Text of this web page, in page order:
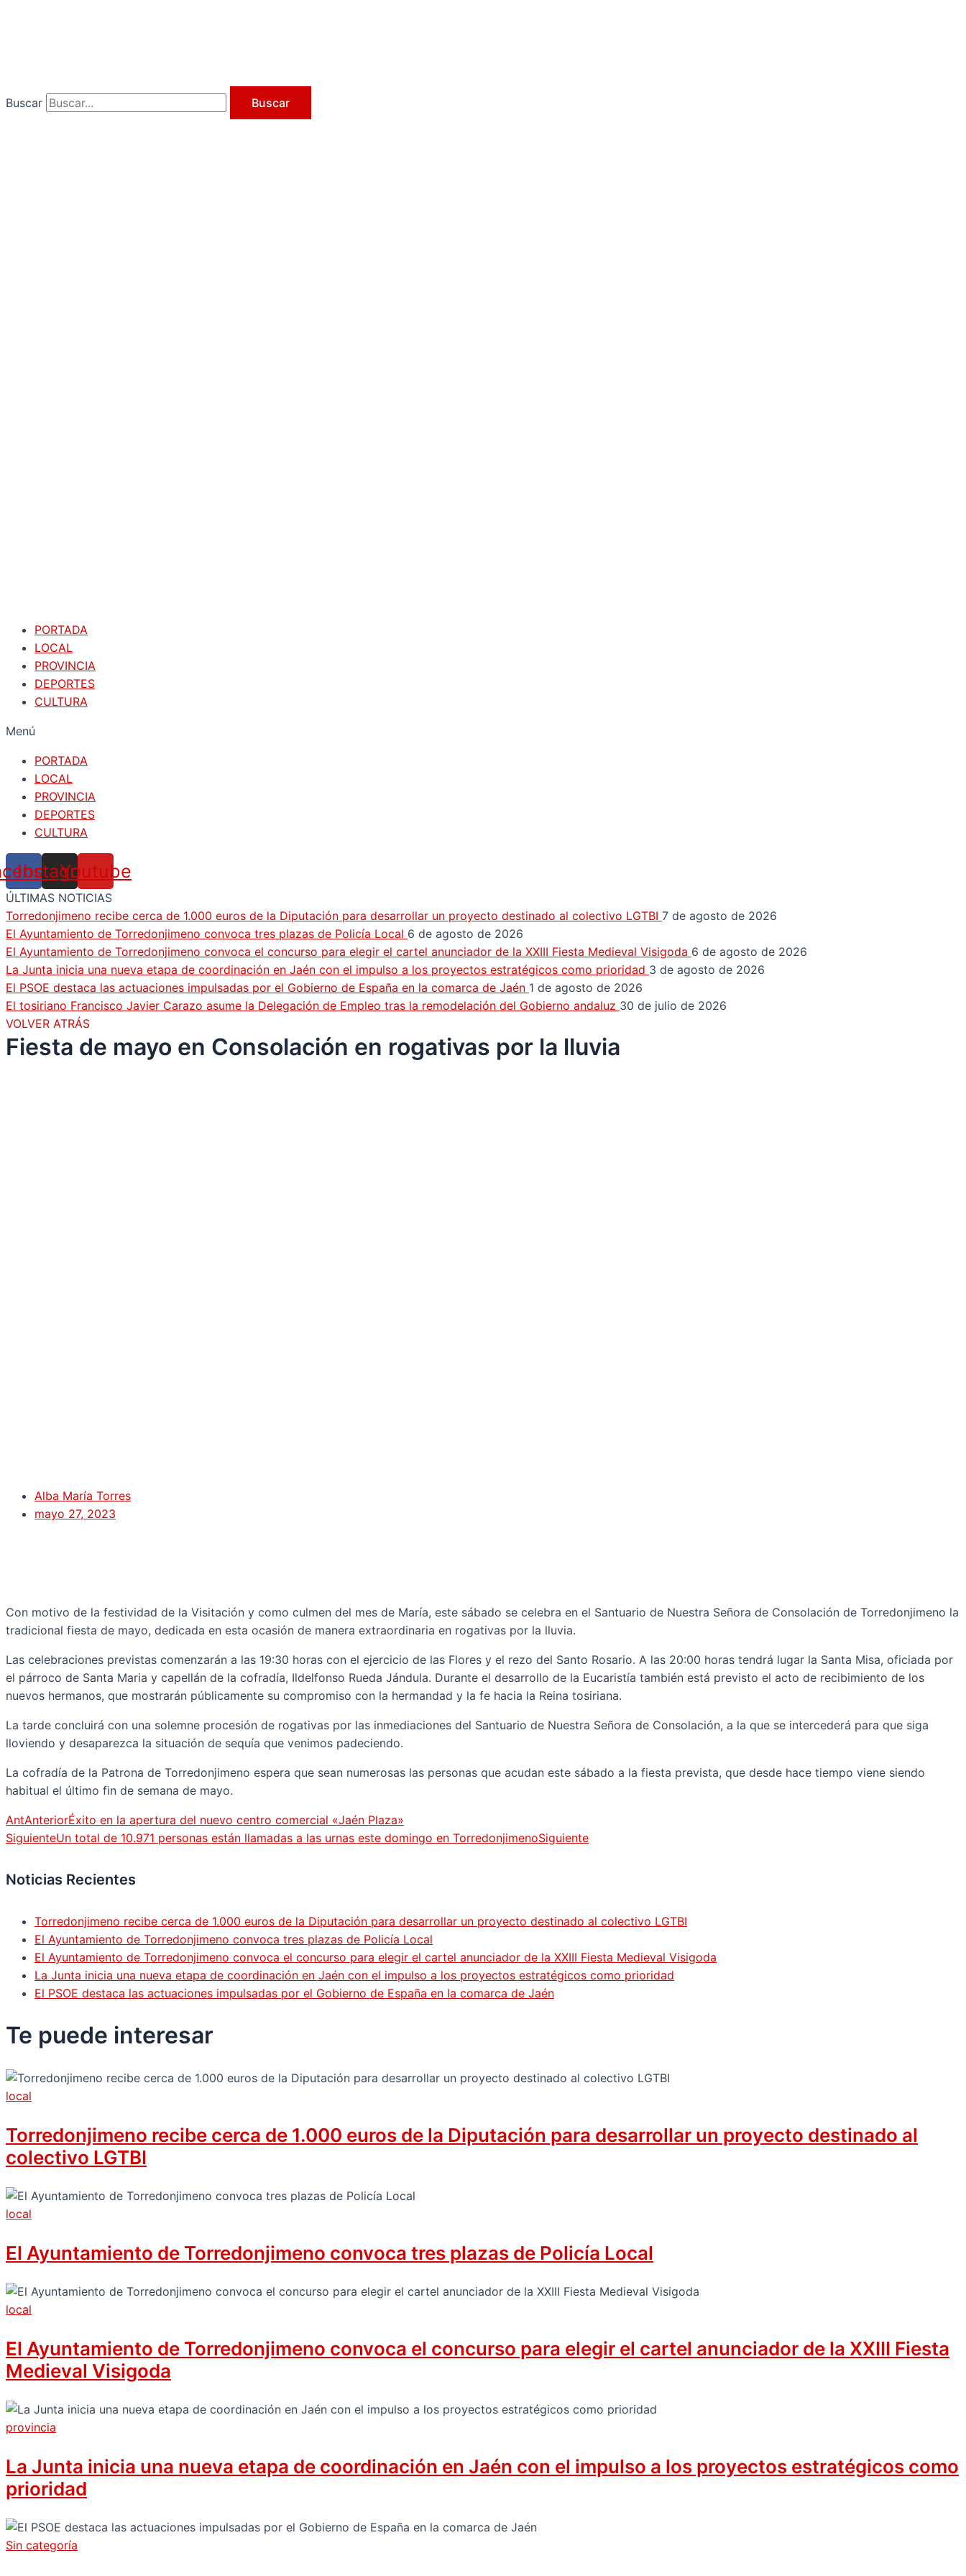
Buscar Buscar
PORTADA
LOCAL
PROVINCIA
DEPORTES
CULTURA
Menú
PORTADA
LOCAL
PROVINCIA
DEPORTES
CULTURA
Instagram
Youtube
ÚLTIMAS NOTICIAS
Torredonjimeno recibe cerca de 1.000 euros de la Diputación para desarrollar un proyecto destinado al colectivo LGTBI 7 de agosto de 2026
El Ayuntamiento de Torredonjimeno convoca tres plazas de Policía Local 6 de agosto de 2026
El Ayuntamiento de Torredonjimeno convoca el concurso para elegir el cartel anunciador de la XXIII Fiesta Medieval Visigoda 6 de agosto de 2026
La Junta inicia una nueva etapa de coordinación en Jaén con el impulso a los proyectos estratégicos como prioridad 3 de agosto de 2026
El PSOE destaca las actuaciones impulsadas por el Gobierno de España en la comarca de Jaén 1 de agosto de 2026
El tosiriano Francisco Javier Carazo asume la Delegación de Empleo tras la remodelación del Gobierno andaluz 30 de julio de 2026
VOLVER ATRÁS
Fiesta de mayo en Consolación en rogativas por la lluvia
Alba María Torres
mayo 27, 2023
Con motivo de la festividad de la Visitación y como culmen del mes de María, este sábado se celebra en el Santuario de Nuestra Señora de Consolación de Torredonjimeno la
tradicional fiesta de mayo, dedicada en esta ocasión de manera extraordinaria en rogativas por la lluvia.
Las celebraciones previstas comenzarán a las 19:30 horas con el ejercicio de las Flores y el rezo del Santo Rosario. A las 20:00 horas tendrá lugar la Santa Misa, oficiada por
el párroco de Santa Maria y capellán de la cofradía, Ildelfonso Rueda Jándula. Durante el desarrollo de la Eucaristía también está previsto el acto de recibimiento de los
nuevos hermanos, que mostrarán públicamente su compromiso con la hermandad y la fe hacia la Reina tosiriana.
La tarde concluirá con una solemne procesión de rogativas por las inmediaciones del Santuario de Nuestra Señora de Consolación, a la que se intercederá para que siga
lloviendo y desaparezca la situación de sequía que venimos padeciendo.
La cofradía de la Patrona de Torredonjimeno espera que sean numerosas las personas que acudan este sábado a la fiesta prevista, que desde hace tiempo viene siendo
habitual el último fin de semana de mayo.
AntAnteriorÉxito en la apertura del nuevo centro comercial «Jaén Plaza»
SiguienteUn total de 10.971 personas están llamadas a las urnas este domingo en TorredonjimenoSiguiente
Noticias Recientes
Torredonjimeno recibe cerca de 1.000 euros de la Diputación para desarrollar un proyecto destinado al colectivo LGTBI
El Ayuntamiento de Torredonjimeno convoca tres plazas de Policía Local
El Ayuntamiento de Torredonjimeno convoca el concurso para elegir el cartel anunciador de la XXIII Fiesta Medieval Visigoda
La Junta inicia una nueva etapa de coordinación en Jaén con el impulso a los proyectos estratégicos como prioridad
El PSOE destaca las actuaciones impulsadas por el Gobierno de España en la comarca de Jaén
Te puede interesar
local
Torredonjimeno recibe cerca de 1.000 euros de la Diputación para desarrollar un proyecto destinado al
colectivo LGTBI
local
El Ayuntamiento de Torredonjimeno convoca tres plazas de Policía Local
local
El Ayuntamiento de Torredonjimeno convoca el concurso para elegir el cartel anunciador de la XXIII Fiesta
Medieval Visigoda
provincia
La Junta inicia una nueva etapa de coordinación en Jaén con el impulso a los proyectos estratégicos como
prioridad
Sin categoría